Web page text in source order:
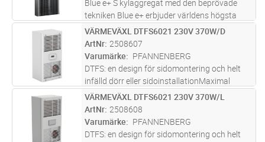
Blue e+ S kylaggregat med den beprövade
tekniken Blue e+ erbjuder världens högsta
energieffektivitet. Samtidigt sänks
koldioxidavtrycket från maskiner och
anläggningar. Nytt utförande med många
smart ...läs mer
ST Lägg i kundvagn
VÄRMEVÄXL DTFS6021 230V 370W/D
ArtNr 2508607
Varumärke
PFANNENBERG
DTFS: en design för sidomontering och helt
infälld dörr eller sidoinstallationMaximal
energieffektivitet för betydande
energibesparingar och minskade
driftkostnaderEnergisparlägen ingår som
standard...läs mer
ST Lägg i kundvagn
VÄRMEVÄXL DTFS6021 230V 370W/L
ArtNr 2508608
Varumärke
PFANNENBERG
DTFS: en design för sidomontering och helt